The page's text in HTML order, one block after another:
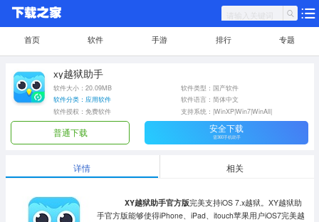
首页 软件 手游 排行 专题
xy越狱助手
软件大小：20.09MB
软件类型：国产软件
软件分类：应用软件
软件语言：简体中文
软件授权：免费软件
支持系统：|WinXP|Win7|WinAll|
普通下载 安全下载
需360手机助手
详情 相关
XY越狱助手官方版完美支持iOS 7.x越狱。XY越狱助
手官方版能够使得iPhone、iPad、itouch苹果用户iOS7完美越